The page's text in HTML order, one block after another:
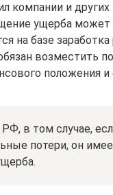
компании и
ущерба может
на базе
возместить
положения
в том случае,
потери, он